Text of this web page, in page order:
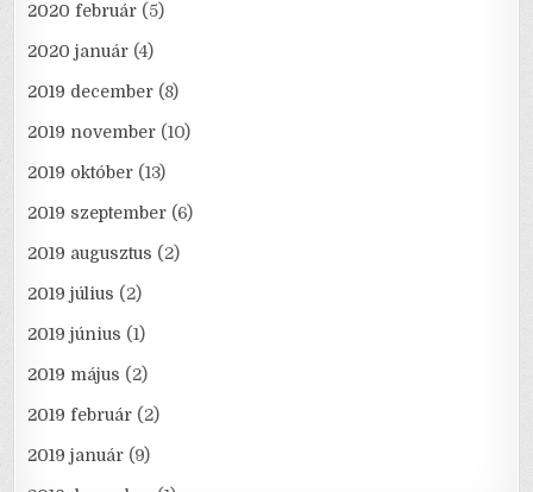
2020 február (5)
2020 január (4)
2019 december (8)
2019 november (10)
2019 október (13)
2019 szeptember (6)
2019 augusztus (2)
2019 július (2)
2019 június (1)
2019 május (2)
2019 február (2)
2019 január (9)